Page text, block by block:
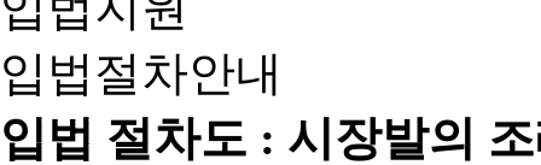
입법절차안내
입법 절차도 : 시장발의